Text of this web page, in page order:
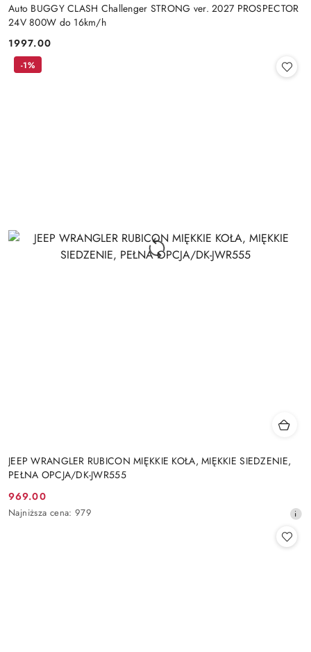
Auto BUGGY CLASH Challenger STRONG ver. 2027 PROSPECTOR
24V 800W do 16km/h
Cena:
1997.00
JEEP WRANGLER RUBICON MIĘKKIE KOŁA, MIĘKKIE SIEDZENIE,
PEŁNA OPCJA/DK-JWR555
Cena
promocyjna:
969.00
Najniższa
Najniższa cena: 979
-1%